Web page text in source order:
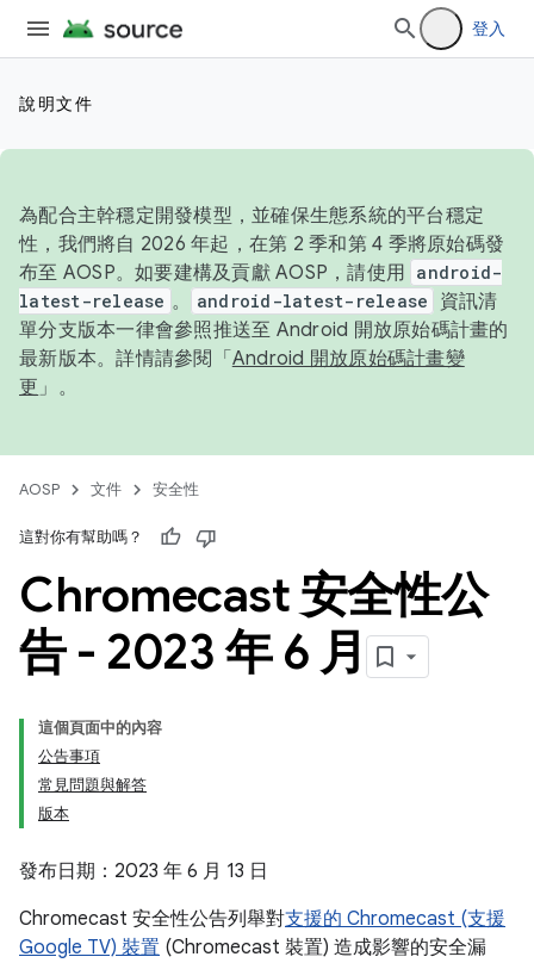
登入
說明文件
為配合主幹穩定開發模型，並確保生態系統的平台穩定
性，我們將自 2026 年起，在第 2 季和第 4 季將原始碼發
布至 AOSP。如要建構及貢獻 AOSP，請使用 android-
latest-release 。 android-latest-release
資訊清
單分支版本一律會參照推送至 Android 開放原始碼計畫的
最新版本。詳情請參閱「 Android 開放原始碼計畫變
更 」。
AOSP 文件 安全性
這對你有幫助嗎？
Chromecast 安全性公
告 - 2023 年 6 月
這個頁面中的內容
公告事項
常見問題與解答
版本
發布日期：2023 年 6 月 13 日
Chromecast 安全性公告列舉對支援的 Chromecast (支援
Google TV) 裝置 (Chromecast 裝置) 造成影響的安全漏